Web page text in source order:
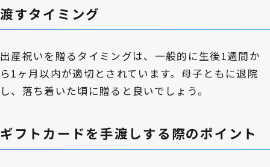
渡すタイミング
出産祝いを贈るタイミングは、一般的に生後1週間か
ら1ヶ月以内が適切とされています。母子ともに退院
し、落ち着いた頃に贈ると良いでしょう。
ギフトカードを手渡しする際のポイント